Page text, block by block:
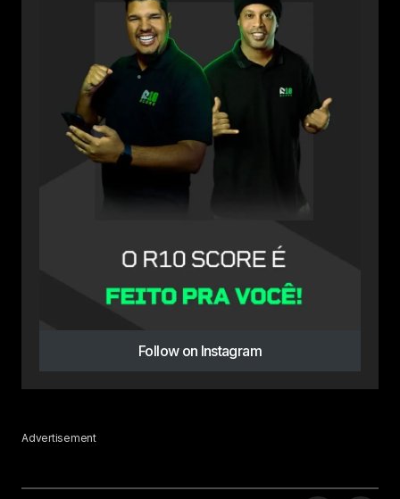
Follow on Instagram
Advertisement